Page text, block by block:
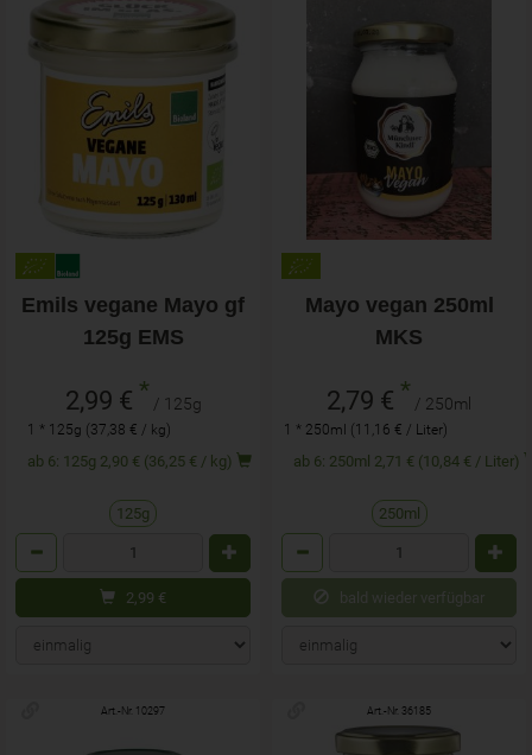
Emils vegane Mayo gf
125g EMS
2,99 € * / 125g
1 * 125g (37,38 € / kg)
ab 6: 125g 2,90 € (36,25 € / kg)
125g
2,99 €
Mayo vegan 250ml
MKS
2,79 € * / 250ml
1 * 250ml (11,16 € / Liter)
ab 6: 250ml 2,71 € (10,84 € / Liter)
250ml
bald wieder verfügbar
Art.-Nr. 10297 Art.-Nr. 36185